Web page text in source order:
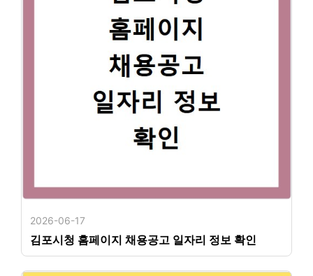
2026-06-17
김포시청 홈페이지 채용공고 일자리 정보 확인